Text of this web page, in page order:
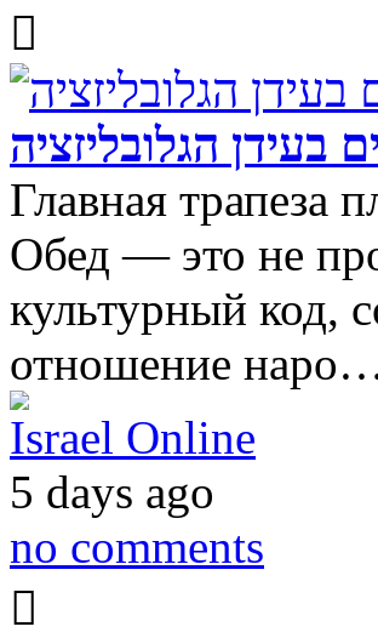
בעידן הגלובליזציה
Главная трапеза
Обед — это не
культурный код,
отношение
Israel Online
5 days ago
no comments